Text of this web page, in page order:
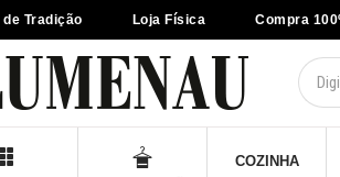
Tradição Loja Física Compra
COZINHA